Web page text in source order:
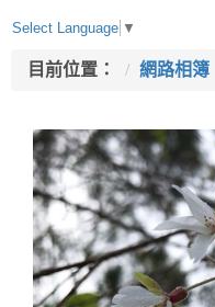
Select Language ▼
目前位置： 網路相簿